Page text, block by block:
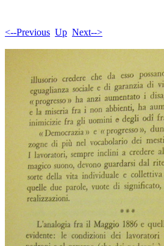
<--Previous Up Next-->